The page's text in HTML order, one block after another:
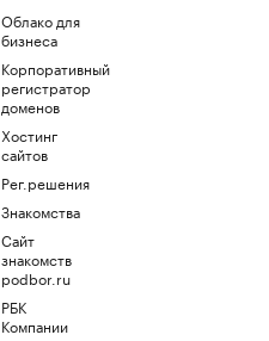
Облако для
бизнеса
Корпоративный
регистратор
доменов
Хостинг
сайтов
Рег.решения
Знакомства
Сайт
знакомств
podbor.ru
РБК
Компании